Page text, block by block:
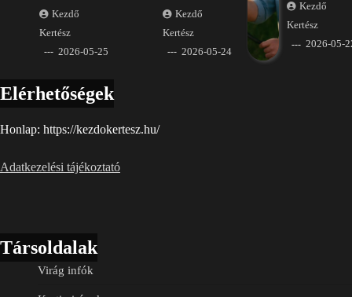
Kezdő
Kertész
2026-05-25
Kezdő
Kertész
2026-05-24
Kezdő
Kertész
2026-05-
Elérhetőségek
Honlap: https://kezdokertesz.hu/
Adatkezelési tájékoztató
Társoldalak
Virág infók